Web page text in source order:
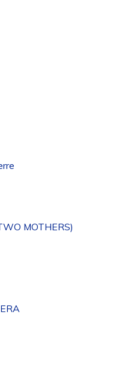
MOTHERS)